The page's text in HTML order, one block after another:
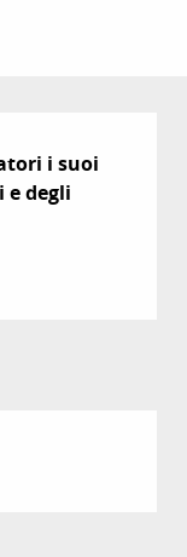
i suoi
e degli